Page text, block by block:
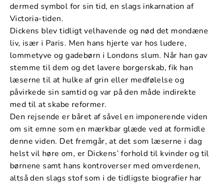
dermed symbol for sin tid, en slags inkarnation af
Victoria-tiden.
Dickens blev tidligt velhavende og nød det mondæne
liv, især i Paris. Men hans hjerte var hos ludere,
lommetyve og gadebørn i Londons slum. Når han gav
stemme til dem og det lavere borgerskab, fik han
læserne til at hulke af grin eller medfølelse og
påvirkede sin samtid og var på den måde indirekte
med til at skabe reformer.
Den rejsende er båret af såvel en imponerende viden
om sit emne som en mærkbar glæde ved at formidle
denne viden. Det fremgår, at det som læserne i dag
helst vil høre om, er Dickens’ forhold til kvinder og til
børnene samt hans kontroverser med omverdenen,
altså den slags stof som i de tidligste biografier har